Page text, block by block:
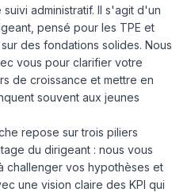
administratif. Il s'agit d'un
pensé pour les TPE et
des fondations solides. Nous
vous pour clarifier votre
de croissance et mettre en
souvent aux jeunes
repose sur trois piliers
du dirigeant : nous vous
challenger vos hypothèses et
une vision claire des KPI qui